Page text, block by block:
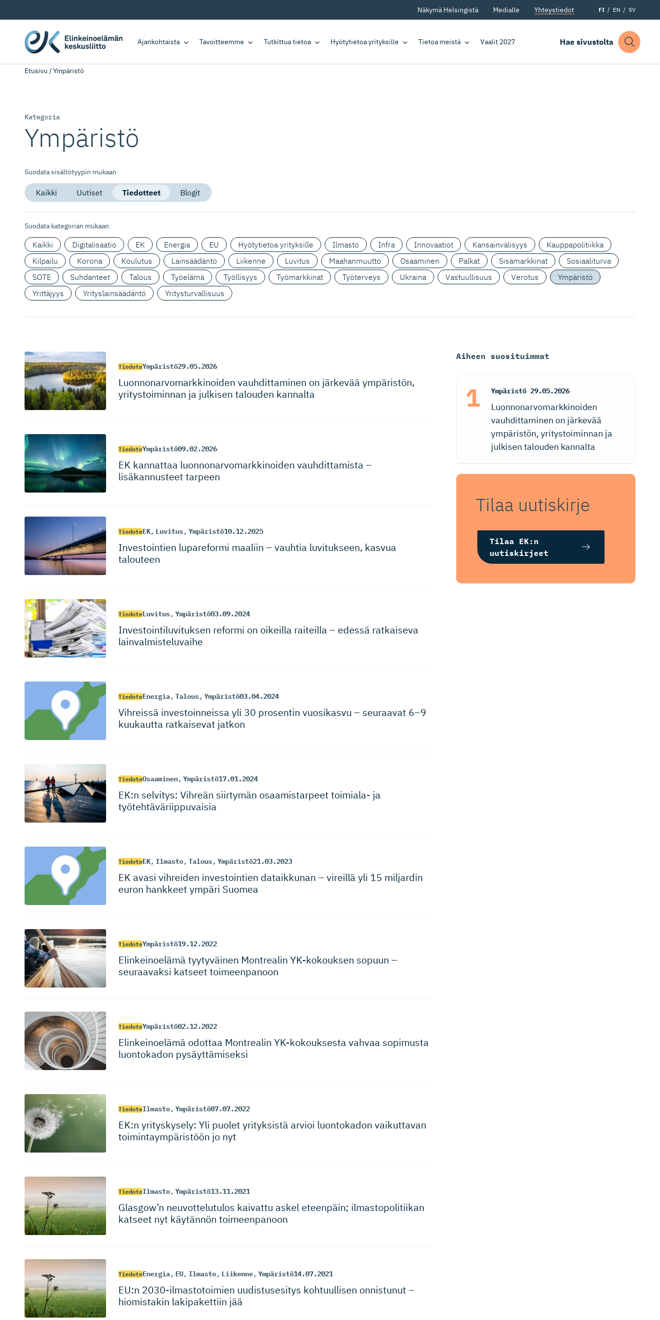
Näkymä Helsingistä Medialle Yhteystiedot FI EN SV
Ajankohtaista Tavoitteemme Tutkittua tietoa Hyötytietoa yrityksille Tietoa meistä Vaalit 2027 Hae sivustolta
Etusivu /Ympäristö
Kategoria
Ympäristö
Suodata sisältötyypin mukaan
Kaikki Uutiset Tiedotteet Blogit
Suodata kategorian mukaan
Kaikki Digitalisaatio EK Energia EU Hyötytietoa yrityksille Ilmasto Infra Innovaatiot Kansainvälisyys
Kauppapolitiikka
Kilpailu
Korona Koulutus Lainsäädäntö Liikenne Luvitus Maahanmuutto Osaaminen Palkat Sisämarkkinat
Sosiaaliturva
SOTE
Suhdanteet Talous Työelämä Työllisyys Työmarkkinat Työterveys Ukraina Vastuullisuus Verotus
Ympäristö
Yrittäjyys
Yrityslainsäädäntö Yritysturvallisuus
TiedoteYmpäristö29.05.2026
Luonnonar­vo­mark­ki­noiden vauhdittaminen on järkevää ympäristön,
yritystoi­minnan ja julkisen talouden kannalta
TiedoteYmpäristö09.02.2026
EK kannattaa luonnonar­vo­mark­ki­noiden vauhdittamista –
lisäkannusteet tarpeen
TiedoteEK, Luvitus, Ympäristö10.12.2025
Investointien lupareformi maaliin – vauhtia luvitukseen, kasvua
talouteen
TiedoteLuvitus, Ympäristö03.09.2024
Investoin­ti­lu­vi­tuksen reformi on oikeilla raiteilla – edessä ratkaiseva
lainvalmis­te­luvaihe
TiedoteEnergia, Talous, Ympäristö03.04.2024
Vihreissä investoin­neissa yli 30 prosentin vuosikasvu – seuraavat 6–9
kuukautta ratkaisevat jatkon
TiedoteOsaaminen, Ympäristö17.01.2024
EK:n selvitys: Vihreän siirtymän osaamistarpeet toimiala- ja
työtehtävä­riip­puvaisia
TiedoteEK, Ilmasto, Talous, Ympäristö21.03.2023
EK avasi vihreiden investointien dataikkunan – vireillä yli 15 miljardin
euron hankkeet ympäri Suomea
TiedoteYmpäristö19.12.2022
Elinkeinoelämä tyytyväinen Montrealin YK-kokouksen sopuun –
seuraavaksi katseet toimeenpanoon
TiedoteYmpäristö02.12.2022
Elinkeinoelämä odottaa Montrealin YK-kokouksesta vahvaa sopimusta
luontokadon pysäyttämiseksi
TiedoteIlmasto, Ympäristö07.07.2022
EK:n yrityskysely: Yli puolet yrityksistä arvioi luontokadon vaikuttavan
toimintaym­pä­ristöön jo nyt
TiedoteIlmasto, Ympäristö13.11.2021
Glasgow’n neuvottelutulos kaivattu askel eteenpäin; ilmastopo­li­tiikan
katseet nyt käytännön toimeenpanoon
TiedoteEnergia, EU, Ilmasto, Liikenne, Ympäristö14.07.2021
EU:n 2030-ilmas­to­toimien uudistusesitys kohtuullisen onnistunut –
hiomistakin lakipakettiin jää
Aiheen suosituimmat
Ympäristö 29.05.2026
Luonnonarvomarkkinoiden
vauhdittaminen on järkevää
ympäristön, yritystoiminnan ja
julkisen talouden kannalta
Tilaa uutiskirje
Tilaa EK:n
uutiskirjeet